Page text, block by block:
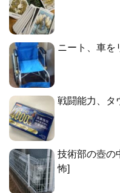
ニート、車を
戦闘能力、タ
技術部の壺の
怖]